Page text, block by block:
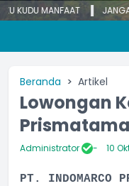
MANFAAT JANGAN
Beranda Artikel
Lowongan
Prismatama
Administrator 10
PT. INDOMARCO